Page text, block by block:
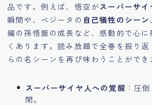
品です。例えば、悟空がスーパーサイ
瞬間や、ベジータの 自己犠牲のシーン
編の孫悟飯の成長など、感動的で心
くあります。読み放題で全巻を振り
らの名シーンを再び味わうことができ
スーパーサイヤ人への覚醒 ：圧
間。